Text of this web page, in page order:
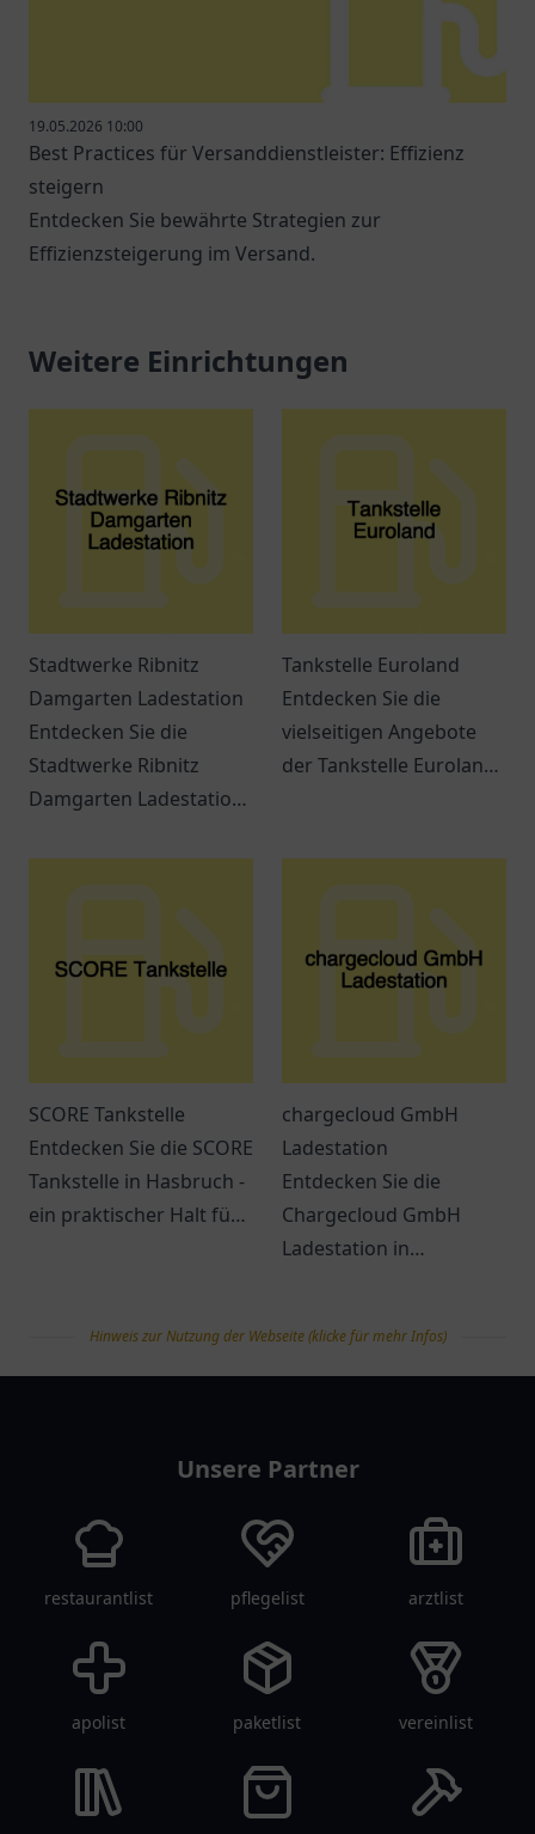
19.05.2026 10:00
Best Practices für Versanddienstleister: Effizienz
steigern
Entdecken Sie bewährte Strategien zur
Effizienzsteigerung im Versand.
Weitere Einrichtungen
Stadtwerke Ribnitz
Damgarten Ladestation
Entdecken Sie die
Stadtwerke Ribnitz
Damgarten Ladestation
benutzerfreundliche
Ribnitz-Damgarten.
Tankstelle Euroland
Entdecken Sie die
vielseitigen Angebote
der Tankstelle Euroland
SCORE Tankstelle
Entdecken Sie die SCORE
Tankstelle in Hasbruch -
ein praktischer Halt für
chargecloud GmbH
Ladestation
Entdecken Sie die
Chargecloud GmbH
Ladestation in
zum Laden von
Elektroautos.
Hinweis zur Nutzung der Webseite (klicke für mehr Infos)
Unsere Partner
restaurantlist pflegelist arztlist
apolist paketlist vereinlist